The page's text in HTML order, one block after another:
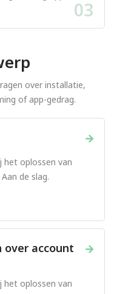
03
over installatie,
of app-gedrag.
→
het oplossen van
de slag.
→
over account
het oplossen van